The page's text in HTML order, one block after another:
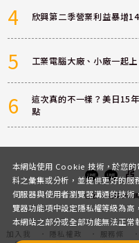
4 欣興第二季營業利益暴增
5 工業電腦大廠、小廠一起
6
這次真的不一樣？美日15
點
客服 討論區粉絲團
加入我
隱私權政
服務條
本網站使用 Cookie 技術，於您的
料之彙集或分析，並提供更好的
伺服器與使用者瀏覽器溝通的技
覽器功能項中設定隱私權等級為
本網站之部分或全部功能無法正常